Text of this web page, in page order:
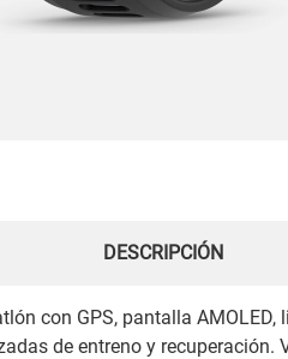
DESCRIPCIÓN
con GPS, pantalla AMOLED,
de entreno y recuperación.